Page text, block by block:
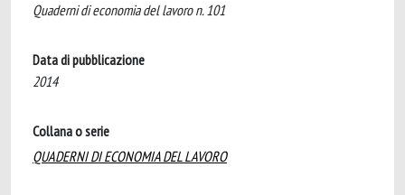
Quaderni di economia del lavoro n. 101
Data di pubblicazione
2014
Collana o serie
QUADERNI DI ECONOMIA DEL LAVORO